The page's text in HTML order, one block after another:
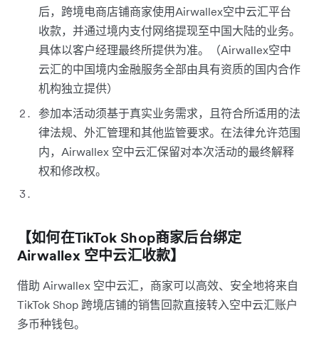
后，跨境电商店铺商家使用Airwallex空中云汇平台
收款，并通过境内支付网络提现至中国大陆的业务。
具体以客户经理最终所提供为准。（Airwallex空中
云汇的中国境内金融服务全部由具有资质的国内合作
机构独立提供）
参加本活动须基于真实业务需求，且符合所适用的法
律法规、外汇管理和其他监管要求。在法律允许范围
内，Airwallex 空中云汇保留对本次活动的最终解释
权和修改权。
【如何在TikTok Shop商家后台绑定
Airwallex 空中云汇收款】
借助 Airwallex 空中云汇，商家可以高效、安全地将来自
TikTok Shop 跨境店铺的销售回款直接转入空中云汇账户
多币种钱包。